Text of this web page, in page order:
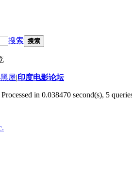
搜索 搜索
屋|印度电影论坛
Processed in 0.038470 second(s), 5